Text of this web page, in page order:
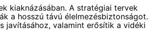
kiaknázásában. A stratégiai tervek
a hosszú távú élelmezésbiztonságot.
javításához, valamint erősítik a vidéki